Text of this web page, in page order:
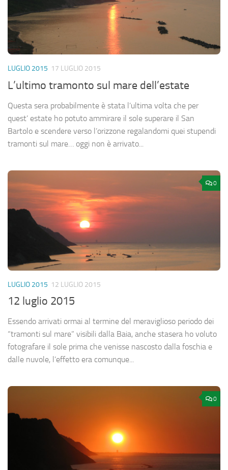
LUGLIO 2015 17 LUGLIO 2015
L’ultimo tramonto sul mare dell’estate
Questa sera probabilmente è stata l’ultima volta che per
quest’ estate ho potuto ammirare il sole superare il San
Bartolo e scendere verso l’orizzone regalandomi quei stupendi
tramonti sul mare… oggi non è arrivato...
0
LUGLIO 2015 12 LUGLIO 2015
12 luglio 2015
Essendo arrivati ormai al termine del meraviglioso periodo dei
“tramonti sul mare” visibili dalla Baia, anche stasera ho voluto
fotografare il sole prima che venisse nascosto dalla foschia e
dalle nuvole, l’effetto era comunque...
0